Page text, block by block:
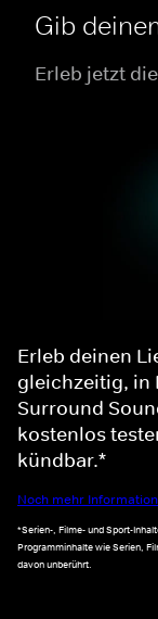
Gib
Erleb jetzt
Erleb deinen
gleichzeitig, in
Surround
kostenlos
kündbar.*
Noch mehr
*Serien-, Filme- und Sport-
Programminhalte wie Serien,
davon unberührt.